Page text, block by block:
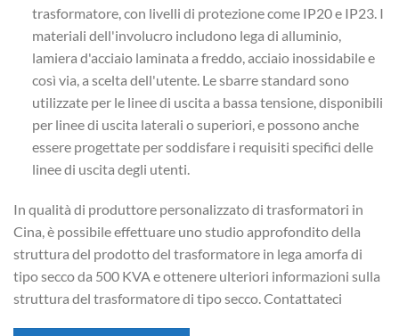
trasformatore, con livelli di protezione come IP20 e IP23. I
materiali dell'involucro includono lega di alluminio,
lamiera d'acciaio laminata a freddo, acciaio inossidabile e
così via, a scelta dell'utente. Le sbarre standard sono
utilizzate per le linee di uscita a bassa tensione, disponibili
per linee di uscita laterali o superiori, e possono anche
essere progettate per soddisfare i requisiti specifici delle
linee di uscita degli utenti.
In qualità di produttore personalizzato di trasformatori in
Cina, è possibile effettuare uno studio approfondito della
struttura del prodotto del trasformatore in lega amorfa di
tipo secco da 500 KVA e ottenere ulteriori informazioni sulla
struttura del trasformatore di tipo secco. Contattateci